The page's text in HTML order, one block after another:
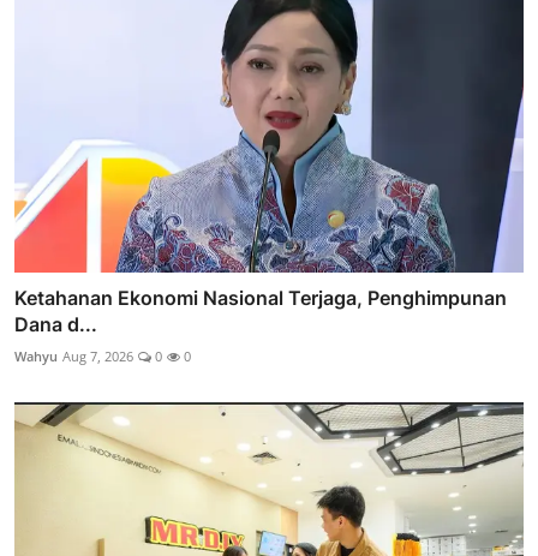
Ketahanan Ekonomi Nasional Terjaga, Penghimpunan
Dana d...
Wahyu Aug 7, 2026 0 0